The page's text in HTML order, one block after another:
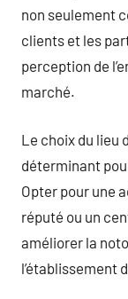
non seulement
clients et les
perception de
marché.
Le choix du lieu
déterminant
Opter pour une
réputé ou un
améliorer la
l’établissement